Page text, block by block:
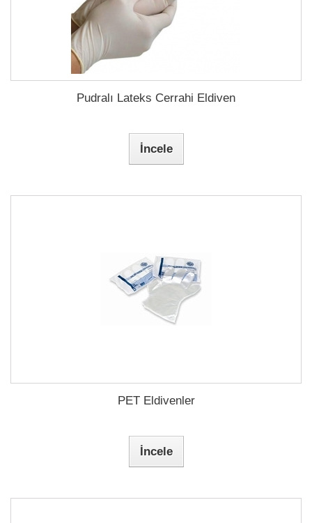
Pudralı Lateks Cerrahi Eldiven
İncele
PET Eldivenler
İncele